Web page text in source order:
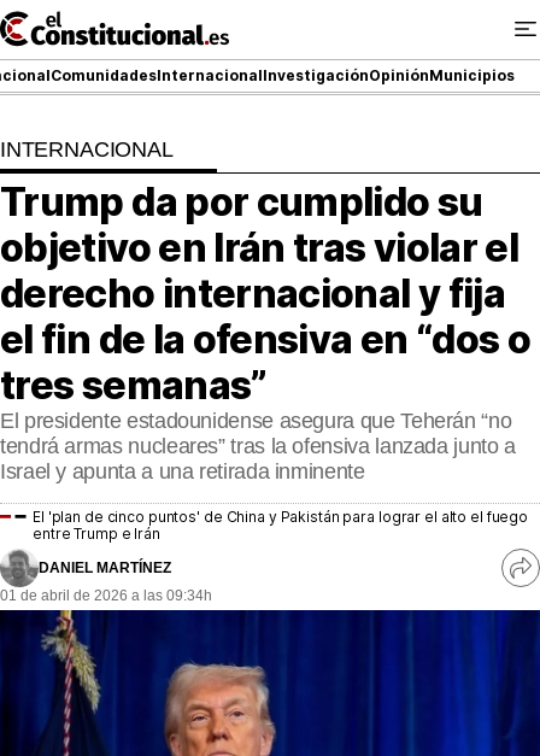
Ir
al
contenido
ComunidadesInternacionalInvestigaciónOpiniónMunicipios
NACIONAL
COMUNIDADES
ElConstitucional TV
MásQueTele
ElConstitucional +
MásQueEstilo
MásQueSucesos
MásQueMercados
JuicioExprés
INVESTIGACIÓN
INTERNACIONAL
INTERNACIONAL
Trump da por cumplido su
objetivo en Irán tras violar el
derecho internacional y fija
el fin de la ofensiva en “dos o
tres semanas”
El presidente estadounidense asegura que Teherán “no
tendrá armas nucleares” tras la ofensiva lanzada junto a
Israel y apunta a una retirada inminente
El 'plan de cinco puntos' de China y Pakistán para lograr el alto el fuego
entre Trump e Irán
DANIEL MARTÍNEZ
01 de abril de 2026 a las 09:34h